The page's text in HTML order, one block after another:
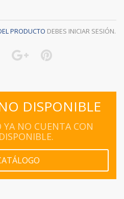
PRODUCTO DEBES INICIAR SESIÓN.
DISPONIBLE
YA NO CUENTA CON